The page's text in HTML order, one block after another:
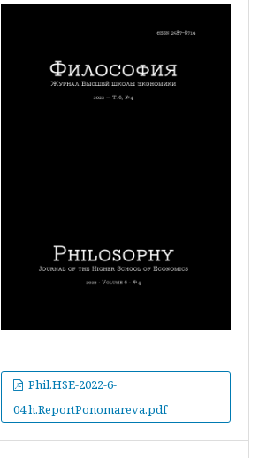
Phil.HSE-2022-6-
04.h.ReportPonomareva.pdf